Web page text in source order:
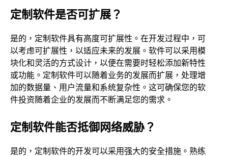
定制软件是否可扩展？
是的，定制软件具有高度可扩展性。在开发过程中，可
以考虑可扩展性，以适应未来的发展。软件可以采用模
块化和灵活的方式设计，以便在需要时轻松添加新特性
或功能。定制软件可以随着业务的发展而扩展，处理增
加的数据量、用户流量和系统复杂性。这可确保您的软
件投资随着企业的发展而不断满足您的需求。
定制软件能否抵御网络威胁？
是的，定制软件的开发可以采用强大的安全措施。熟练